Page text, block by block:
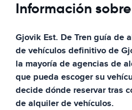
Información
Gjovik Est. De Trenguía de
de vehículos definitivo de
la mayoría de agencias de
que pueda escoger su
decide dónde reservar tras
de alquiler de vehículos.